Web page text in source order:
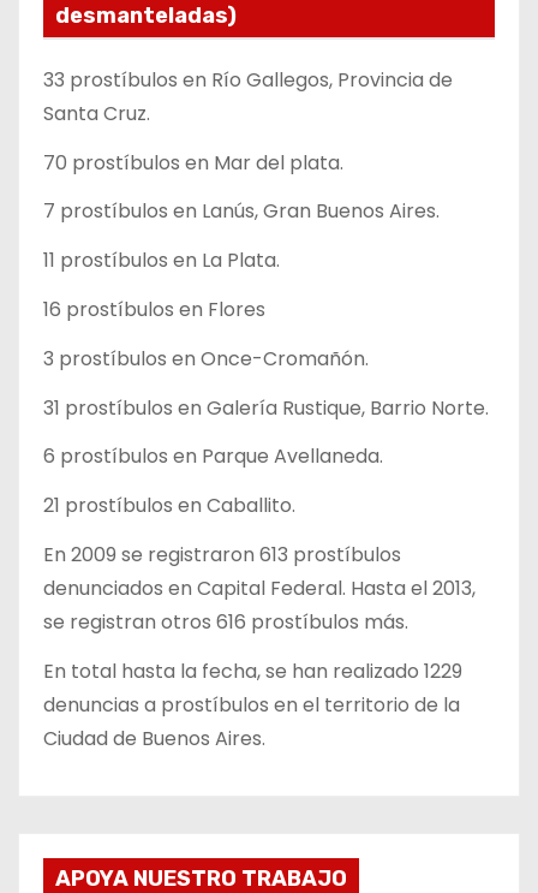
desmanteladas)
33 prostíbulos en Río Gallegos, Provincia de
Santa Cruz.
70 prostíbulos en Mar del plata.
7 prostíbulos en Lanús, Gran Buenos Aires.
11 prostíbulos en La Plata.
16 prostíbulos en Flores
3 prostíbulos en Once-Cromañón.
31 prostíbulos en Galería Rustique, Barrio Norte.
6 prostíbulos en Parque Avellaneda.
21 prostíbulos en Caballito.
En 2009 se registraron 613 prostíbulos
denunciados en Capital Federal. Hasta el 2013,
se registran otros 616 prostíbulos más.
En total hasta la fecha, se han realizado 1229
denuncias a prostíbulos en el territorio de la
Ciudad de Buenos Aires.
APOYA NUESTRO TRABAJO